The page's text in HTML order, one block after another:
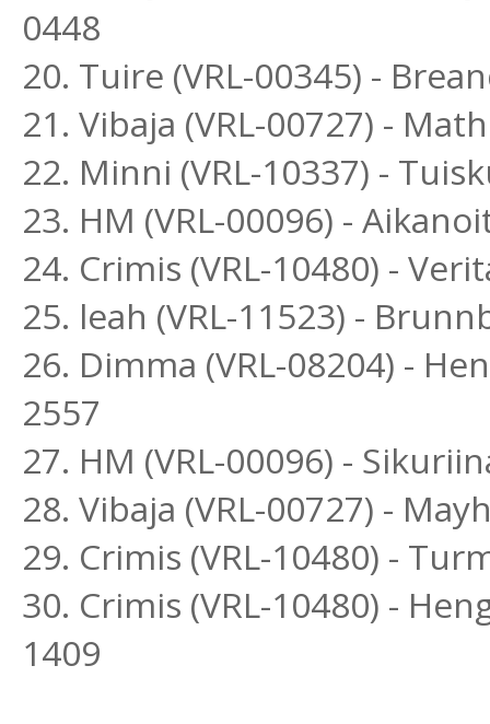
0448
20. Tuire (VRL-00345) -
21. Vibaja (VRL-00727) -
22. Minni (VRL-10337) -
23. HM (VRL-00096) -
24. Crimis (VRL-10480) -
25. leah (VRL-11523) -
26. Dimma (VRL-08204) -
2557
27. HM (VRL-00096) -
28. Vibaja (VRL-00727) -
29. Crimis (VRL-10480) -
30. Crimis (VRL-10480) -
1409